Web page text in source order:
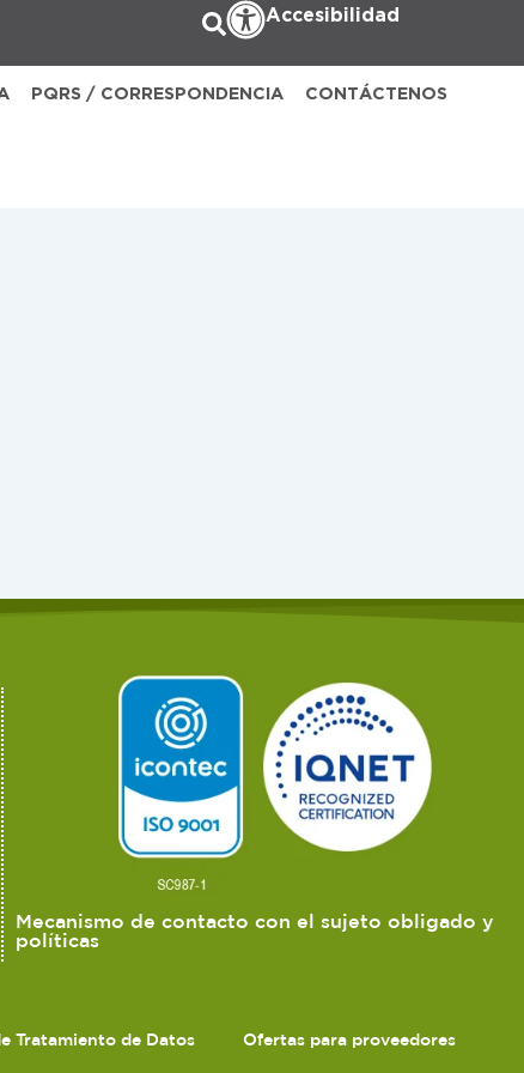
Accesibilidad
PQRS / CORRESPONDENCIA CONTÁCTENOS
Mecanismo de contacto con el sujeto obligado y
políticas
Tratamiento de Datos
Ofertas para proveedores